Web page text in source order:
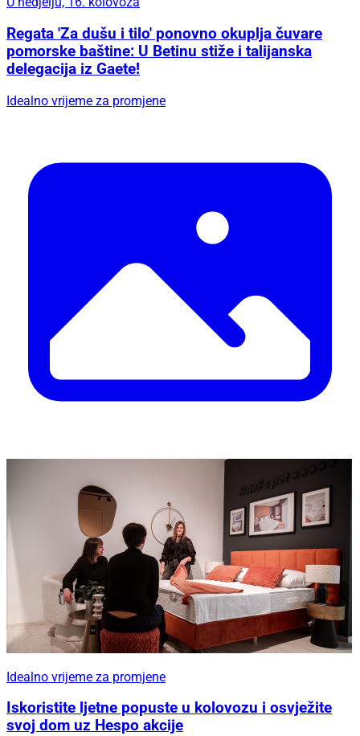
Regata 'Za dušu i tilo' ponovno okuplja čuvare
pomorske baštine: U Betinu stiže i talijanska
delegacija iz Gaete!
Idealno vrijeme za promjene
Idealno vrijeme za promjene
Iskoristite ljetne popuste u kolovozu i osvježite
svoj dom uz Hespo akcije